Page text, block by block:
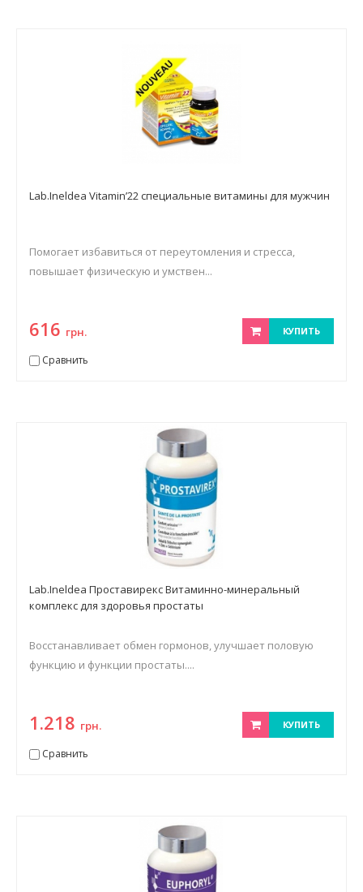
Lab.Ineldea Vitamin’22 специальные витамины для мужчин
Помогает избавиться от переутомления и стресса,
повышает физическую и умствен...
616 грн. КУПИТЬ
Сравнить
Lab.Ineldea Проставирекс Витаминно-минеральный
комплекс для здоровья простаты
Восстанавливает обмен гормонов, улучшает половую
функцию и функции простаты....
1.218 грн. КУПИТЬ
Сравнить